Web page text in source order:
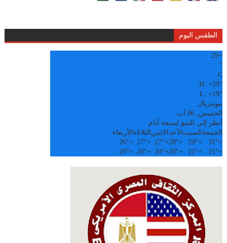
الطقس اليوم
+
29
°
C
H:+29°
L:+19°
مونتريال
الخميس, 06 آب
أنظر إلى التنبؤ لسبعة أيام
الجمعة السبت الأحدالاثنين الثلاثاء الأربعاء
+
31°
+
29°
+
28°
+
27°
+
27°
+
26°
+
21°
+
21°
+
20°
+
20°
+
20°
+
20°